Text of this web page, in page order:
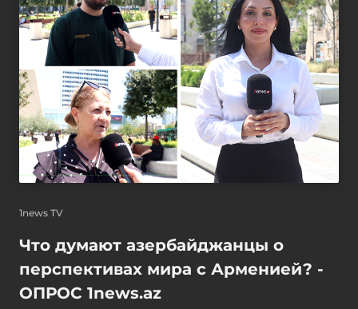
1news TV
Что думают азербайджанцы о
перспективах мира с Арменией? -
ОПРОС 1news.az